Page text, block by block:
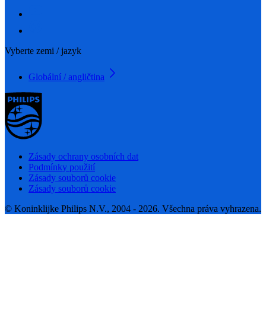
Vyberte zemi / jazyk
Globální / angličtina
Zásady ochrany osobních dat
Podmínky použití
Zásady souborů cookie
Zásady souborů cookie
© Koninklijke Philips N.V., 2004 - 2026. Všechna práva vyhrazena.